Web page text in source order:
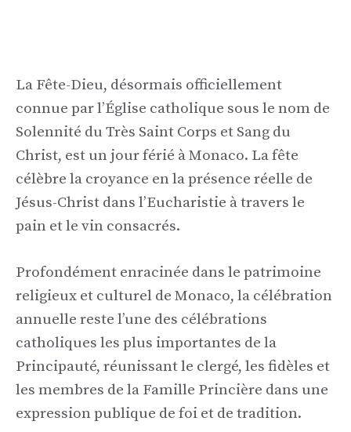
La Fête-Dieu, désormais officiellement
connue par l’Église catholique sous le nom de
Solennité du Très Saint Corps et Sang du
Christ, est un jour férié à Monaco. La fête
célèbre la croyance en la présence réelle de
Jésus-Christ dans l’Eucharistie à travers le
pain et le vin consacrés.
Profondément enracinée dans le patrimoine
religieux et culturel de Monaco, la célébration
annuelle reste l’une des célébrations
catholiques les plus importantes de la
Principauté, réunissant le clergé, les fidèles et
les membres de la Famille Princière dans une
expression publique de foi et de tradition.